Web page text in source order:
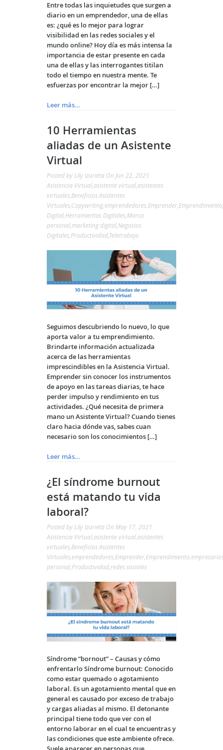
Entre todas las inquietudes que surgen a
diario en un emprendedor, una de ellas
es: ¿qué es lo mejor para lograr
visibilidad en las redes sociales y el
mundo online? Hoy día es más intensa la
importancia de estar presente en cada
una de ellas y las interrogantes titilan
todo el tiempo en nuestra mente. Te
esfuerzas por encontrar la mejor […]
Leer más…
10 Herramientas
aliadas de un Asistente
Virtual
Posted by Lily Izurieta On Jun 22, 2021
Asistencia Virtual,asistente virtual,asistentes
virtuales,Beneficios Asistentes
Virtuales,Copywriting,emprendedores,Emprender,Emprendimiento
Digital,Herramientas Digitales,Marca
personal,marketing digital,Negocios
Digitales,Productividad,Teletrabajo
Seguimos descubriendo lo nuevo, lo que
aporta valor a tu emprendimiento.
Brindarte información actualizada
acerca de las herramientas
imprescindibles en la Asistencia Virtual.
Emprender sin conocer los instrumentos
de apoyo en las tareas diarias, te hace
perder impulso y rendimiento en tus
actividades. ¿Qué necesita de primera
mano un Asistente Virtual?Cuando tienes
claro hacia dónde vas, sabes cuan
necesario son los conocimientos […]
Leer más…
¿El síndrome burnout
está matando tu vida
laboral?
Posted by Lily Izurieta On May 17, 2021
Asistencia Virtual,asistente virtual,asistentes
virtuales,Beneficios Asistentes
Virtuales,emprendedores,Emprender,Emprendimiento,
personal,Productividad,redes sociales
Síndrome “bornout” – Causas y cómo
enfrentarloSíndrome burnout: Conocido
comoestar quemado o agotamiento
laboral. Es un agotamiento mental que en
general es causado por exceso de trabajo
y cargas aliadas al mismo. El detonante
principal tiene todo que ver con el
entorno laborar en el cual te encuentras y
las condiciones que este ambiente ofrece.